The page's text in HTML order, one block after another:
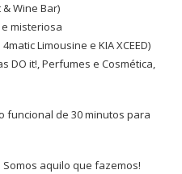
Wine Bar)
misteriosa
Limousine e KIA XCEED)
DO it!, Perfumes e Cosmética,
funcional de 30 minutos para
Somos aquilo que fazemos!